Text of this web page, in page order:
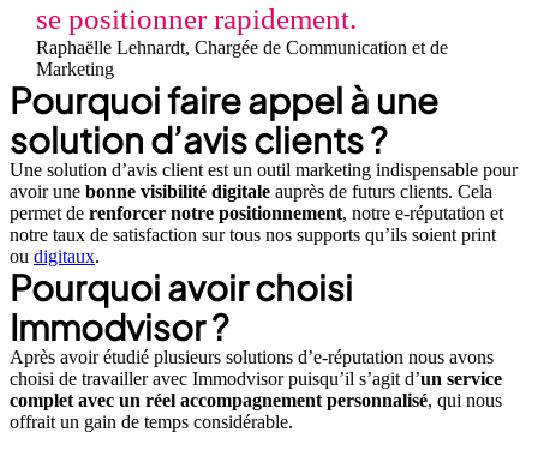
se positionner rapidement.
Raphaëlle Lehnardt, Chargée de Communication et de
Marketing
Pourquoi faire appel à une
solution d’avis clients ?
Une solution d’avis client est un outil marketing indispensable pour
avoir une bonne visibilité digitale auprès de futurs clients. Cela
permet de renforcer notre positionnement, notre e-réputation et
notre taux de satisfaction sur tous nos supports qu’ils soient print
ou digitaux.
Pourquoi avoir choisi
Immodvisor ?
Après avoir étudié plusieurs solutions d’e-réputation nous avons
choisi de travailler avec Immodvisor puisqu’il s’agit d’un service
complet avec un réel accompagnement personnalisé, qui nous
offrait un gain de temps considérable.